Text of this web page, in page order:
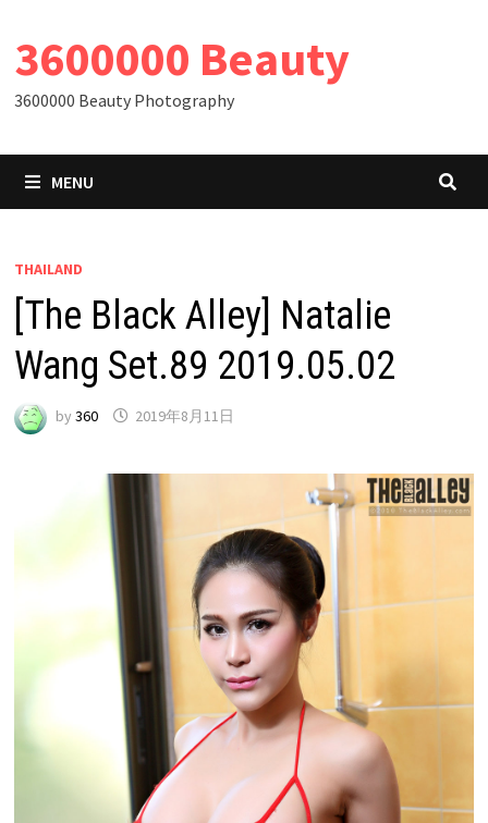
to
content
3600000 Beauty
3600000 Beauty Photography
MENU
THAILAND
[The Black Alley] Natalie
Wang Set.89 2019.05.02
by 360 2019年8月11日